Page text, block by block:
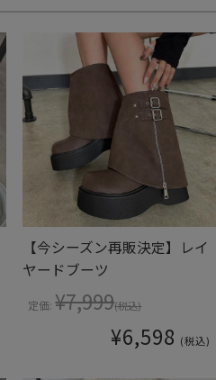
【今シーズン再販決定】レイ
ヤードブーツ
定価: ¥7,999(税込)
¥6,598 (税込)